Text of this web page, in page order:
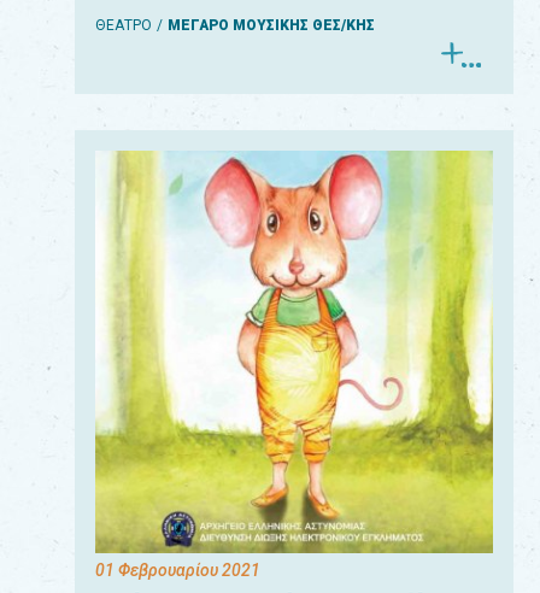
ΘΕΑΤΡΟ ΜΕΓΑΡΟ ΜΟΥΣΙΚΗΣ ΘΕΣ/ΚΗΣ
01 Φεβρουαρίου 2021